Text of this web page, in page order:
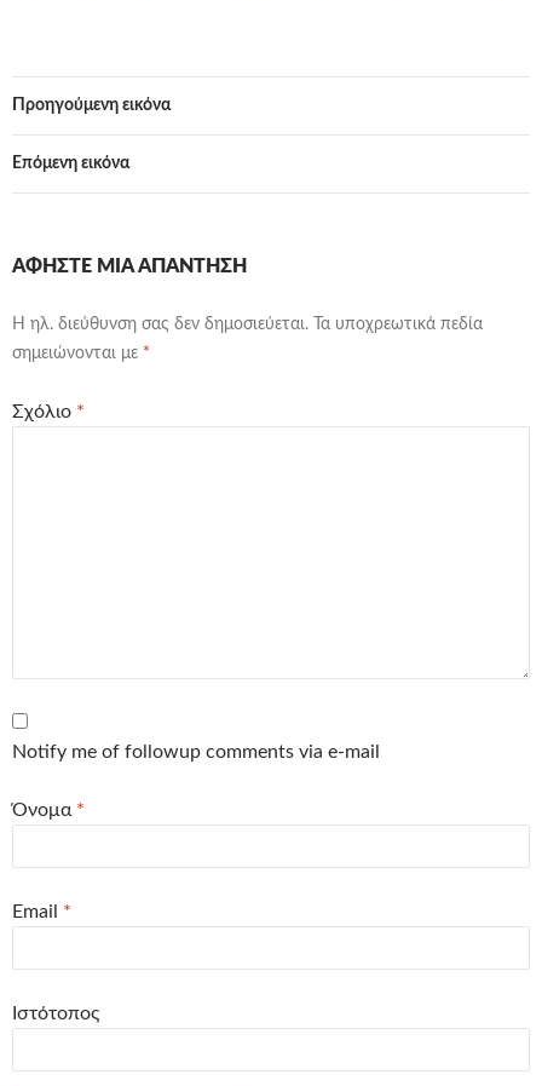
Προηγούμενη εικόνα
Επόμενη εικόνα
ΑΦΉΣΤΕ ΜΙΑ ΑΠΆΝΤΗΣΗ
Η ηλ. διεύθυνση σας δεν δημοσιεύεται.
Τα υποχρεωτικά πεδία
σημειώνονται με *
Σχόλιο *
Notify me of followup comments via e-mail
Όνομα *
Email *
Ιστότοπος